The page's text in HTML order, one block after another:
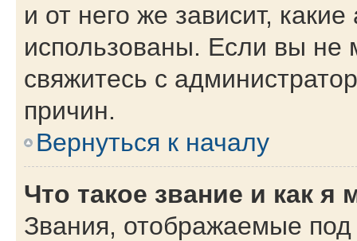
и от него же зависит,
использованы. Если вы не
свяжитесь с
причин.
Вернуться к началу
Что такое звание и как я
Звания, отображаемые